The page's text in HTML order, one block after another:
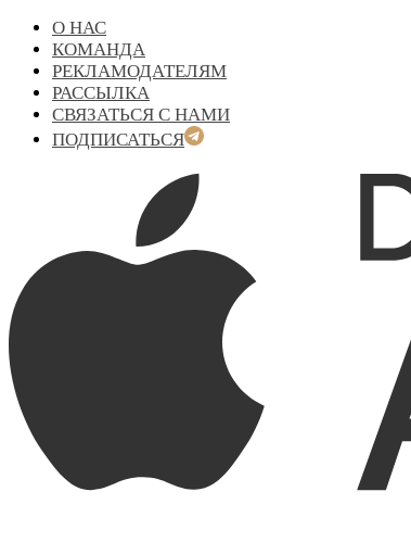
О НАС
КОМАНДА
РЕКЛАМОДАТЕЛЯМ
РАССЫЛКА
СВЯЗАТЬСЯ С НАМИ
ПОДПИСАТЬСЯ